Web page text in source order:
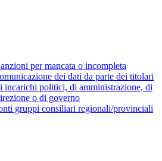
per mancata o incompleta
dei dati da parte dei titolari
incarichi politici, di amministrazione, di
o di governo
gruppi consiliari regionali/provinciali